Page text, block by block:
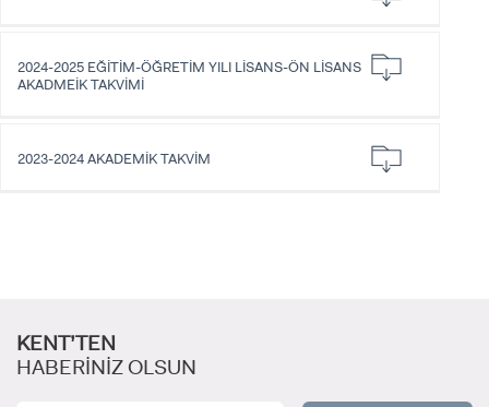
2024-2025 EĞİTİM-ÖĞRETİM YILI LİSANS-ÖN LİSANS
AKADMEİK TAKVİMİ
2023-2024 AKADEMİK TAKVİM
KENT’TEN
HABERİNİZ OLSUN